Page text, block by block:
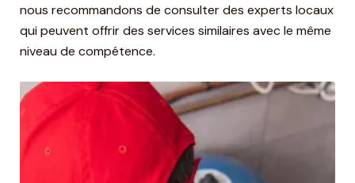
nous recommandons de consulter des experts locaux
qui peuvent offrir des services similaires avec le même
niveau de compétence.